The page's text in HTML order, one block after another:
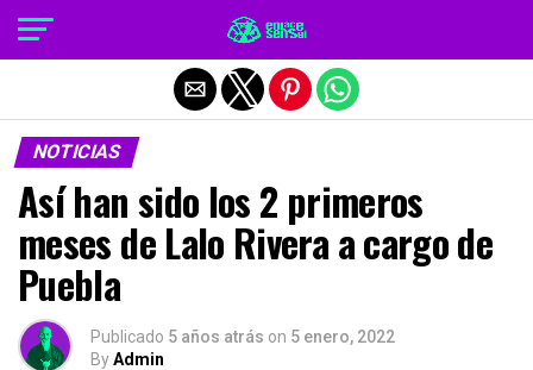
NOTICIAS
Así han sido los 2 primeros
meses de Lalo Rivera a cargo de
Puebla
Publicado 5 años atrás on 5 enero, 2022
ByAdmin
Salir de la versión móvil